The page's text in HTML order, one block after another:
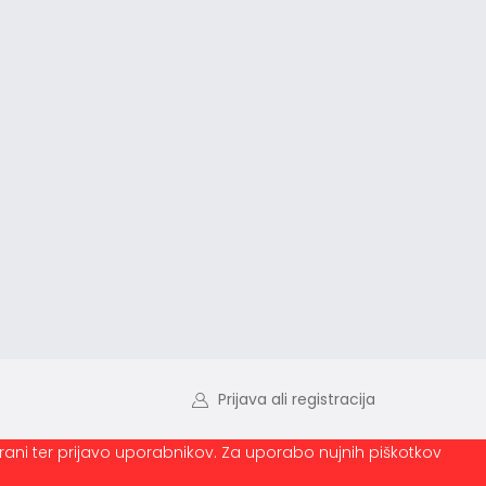
Prijava ali registracija
ter prijavo uporabnikov. Za uporabo nujnih piškotkov